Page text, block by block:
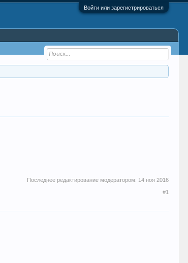
Войти или зарегистрироваться
Последнее редактирование модератором: 14 ноя 2016
#1